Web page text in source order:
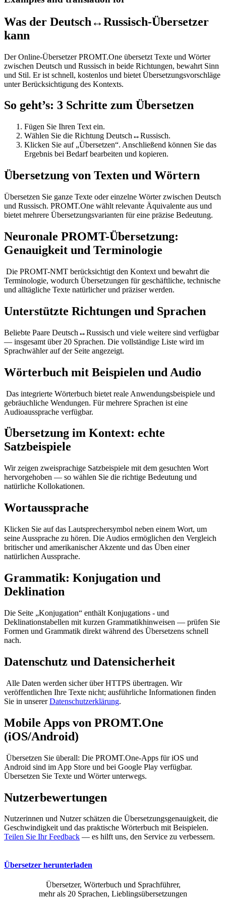
Was der Deutsch↔Russisch-Übersetzer
kann
Der Online-Übersetzer PROMT.One übersetzt Texte und Wörter
zwischen Deutsch und Russisch in beide Richtungen, bewahrt Sinn
und Stil. Er ist schnell, kostenlos und bietet Übersetzungsvorschläge
unter Berücksichtigung des Kontexts.
So geht’s: 3 Schritte zum Übersetzen
Fügen Sie Ihren Text ein.
Wählen Sie die Richtung Deutsch↔Russisch.
Klicken Sie auf „Übersetzen“. Anschließend können Sie das
Ergebnis bei Bedarf bearbeiten und kopieren.
Übersetzung von Texten und Wörtern
Übersetzen Sie ganze Texte oder einzelne Wörter zwischen Deutsch
und Russisch. PROMT.One wählt relevante Äquivalente aus und
bietet mehrere Übersetzungsvarianten für eine präzise Bedeutung.
Neuronale PROMT-Übersetzung:
Genauigkeit und Terminologie
Die PROMT-NMT berücksichtigt den Kontext und bewahrt die
Terminologie, wodurch Übersetzungen für geschäftliche, technische
und alltägliche Texte natürlicher und präziser werden.
Unterstützte Richtungen und Sprachen
Beliebte Paare Deutsch↔Russisch und viele weitere sind verfügbar
— insgesamt über 20 Sprachen. Die vollständige Liste wird im
Sprachwähler auf der Seite angezeigt.
Wörterbuch mit Beispielen und Audio
Das integrierte Wörterbuch bietet reale Anwendungsbeispiele und
gebräuchliche Wendungen. Für mehrere Sprachen ist eine
Audioaussprache verfügbar.
Übersetzung im Kontext: echte
Satzbeispiele
Wir zeigen zweisprachige Satzbeispiele mit dem gesuchten Wort
hervorgehoben — so wählen Sie die richtige Bedeutung und
natürliche Kollokationen.
Wortaussprache
Klicken Sie auf das Lautsprechersymbol neben einem Wort, um
seine Aussprache zu hören. Die Audios ermöglichen den Vergleich
britischer und amerikanischer Akzente und das Üben einer
natürlichen Aussprache.
Grammatik: Konjugation und
Deklination
Die Seite „Konjugation“ enthält Konjugations - und
Deklinationstabellen mit kurzen Grammatikhinweisen — prüfen Sie
Formen und Grammatik direkt während des Übersetzens schnell
nach.
Datenschutz und Datensicherheit
Alle Daten werden sicher über HTTPS übertragen. Wir
veröffentlichen Ihre Texte nicht; ausführliche Informationen finden
Sie in unsererDatenschutzerklärung.
Mobile Apps von PROMT.One
(iOS/Android)
Übersetzen Sie überall: Die PROMT.One-Apps für iOS und
Android sind im App Store und bei Google Play verfügbar.
Übersetzen Sie Texte und Wörter unterwegs.
Nutzerbewertungen
Nutzerinnen und Nutzer schätzen die Übersetzungsgenauigkeit, die
Geschwindigkeit und das praktische Wörterbuch mit Beispielen.
Teilen Sie Ihr Feedback — es hilft uns, den Service zu verbessern.
Übersetzer herunterladen
Übersetzer, Wörterbuch und Sprachführer,
mehr als 20 Sprachen, Lieblingsübersetzungen